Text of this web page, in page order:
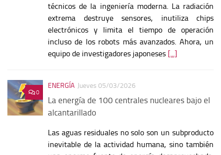
técnicos de la ingeniería moderna. La radiación
extrema destruye sensores, inutiliza chips
electrónicos y limita el tiempo de operación
incluso de los robots más avanzados. Ahora, un
equipo de investigadores japoneses [...]
0
ENERGÍA Jueves 05/03/2026
La energía de 100 centrales nucleares bajo el
alcantarillado
Las aguas residuales no solo son un subproducto
inevitable de la actividad humana, sino también